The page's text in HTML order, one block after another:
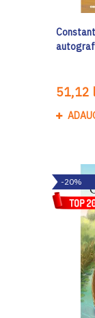
autograf
51,12
-20%